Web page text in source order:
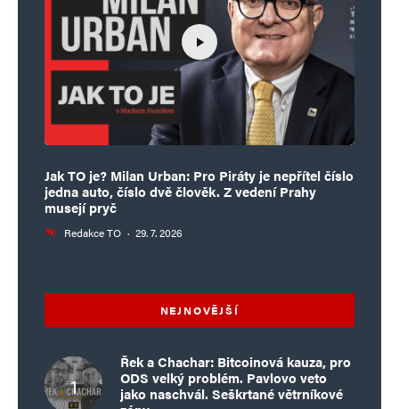
Jak TO je? Milan Urban: Pro Piráty je nepřítel číslo
jedna auto, číslo dvě člověk. Z vedení Prahy
musejí pryč
Redakce TO · 29. 7. 2026
NEJNOVĚJŠÍ
Řek a Chachar: Bitcoinová kauza, pro
ODS velký problém. Pavlovo veto
jako naschvál. Seškrtané větrníkové